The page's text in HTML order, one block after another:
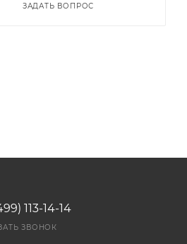
ЗАДАТЬ ВОПРОС
113-14-14
ЗВОНОК